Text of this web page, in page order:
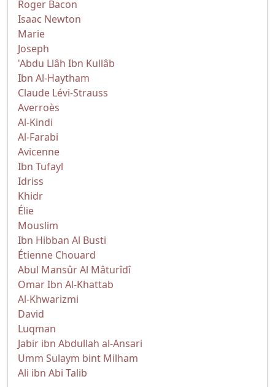
Roger Bacon
Isaac Newton
Marie
Joseph
'Abdu Llâh Ibn Kullâb
Ibn Al-Haytham
Claude Lévi-Strauss
Averroès
Al-Kindi
Al-Farabi
Avicenne
Ibn Tufayl
Idriss
Khidr
Élie
Mouslim
Ibn Hibban Al Busti
Étienne Chouard
Abul Mansûr Al Mâturîdî
Omar Ibn Al-Khattab
Al-Khwarizmi
David
Luqman
Jabir ibn Abdullah al-Ansari
Umm Sulaym bint Milham
Ali ibn Abi Talib